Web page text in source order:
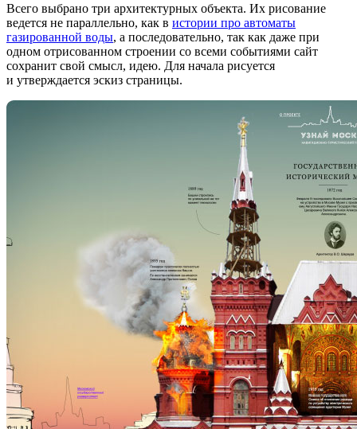
Всего выбрано три архитектурных объекта. Их рисование
ведется не параллельно, как в истории про автоматы
газированной воды, а последовательно, так как даже при
одном отрисованном строении со всеми событиями сайт
сохранит свой смысл, идею. Для начала рисуется
и утверждается эскиз страницы.